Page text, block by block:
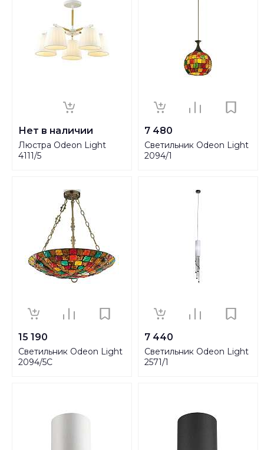
Нет в наличии
Люстра Odeon Light
4111/5
7 480
Светильник Odeon Light
2094/1
15 190
Светильник Odeon Light
2094/5C
7 440
Светильник Odeon Light
2571/1